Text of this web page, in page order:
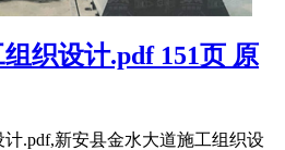
织设计.pdf 151页 原
.pdf,新安县金水大道施工组织设